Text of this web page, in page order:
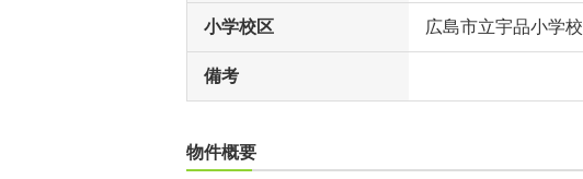
小学校区 広島市立宇品小学校
備考
物件概要